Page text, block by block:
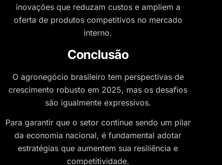
inovações que reduzam custos e ampliem a
oferta de produtos competitivos no mercado
interno.
Conclusão
O agronegócio brasileiro tem perspectivas de
crescimento robusto em 2025, mas os desafios
são igualmente expressivos.
Para garantir que o setor continue sendo um pilar
da economia nacional, é fundamental adotar
estratégias que aumentem sua resiliência e
competitividade.